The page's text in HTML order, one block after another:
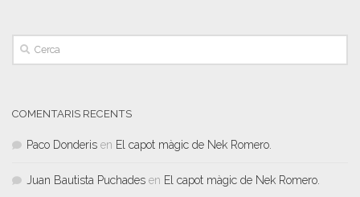
COMENTARIS RECENTS
Paco Donderis en El capot màgic de Nek Romero.
Juan Bautista Puchades en El capot màgic de Nek Romero.